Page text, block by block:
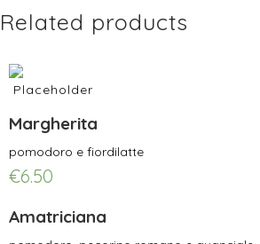
Related products
Margherita
pomodoro e fiordilatte
€6.50
Amatriciana